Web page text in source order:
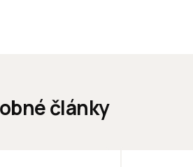
články